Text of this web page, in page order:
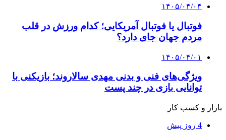
۱۴۰۵/۰۴/۰۴
فوتبال یا فوتبال آمریکایی؛ کدام ورزش در قلب
مردم جهان جای دارد؟
۱۴۰۵/۰۴/۰۱
ویژگی‌های فنی و بدنی مهدی سالاروند؛ بازیکنی با
توانایی بازی در چند پست
بازار و کسب کار
4 روز پیش